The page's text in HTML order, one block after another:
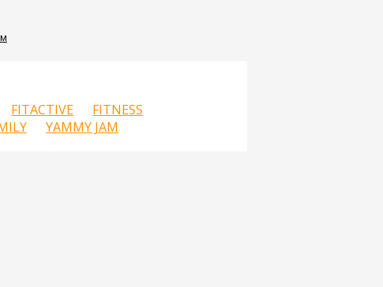
FITACTIVE
FITNESS
YAMMY JAM